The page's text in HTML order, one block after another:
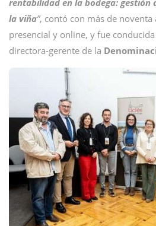
rentabilidad en la bodega: gestión
la viña”, contó con más de
presencial y online, y fue
directora-gerente de la